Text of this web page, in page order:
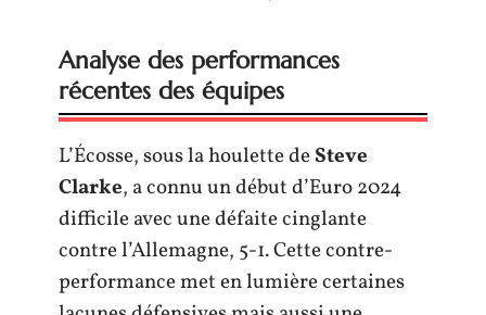
Analyse des performances
récentes des équipes
L’Écosse, sous la houlette deSteve
Clarke, a connu un début d’Euro 2024
difficile avec une défaite cinglante
contre l’Allemagne, 5-1. Cette contre-
performance met en lumière certaines